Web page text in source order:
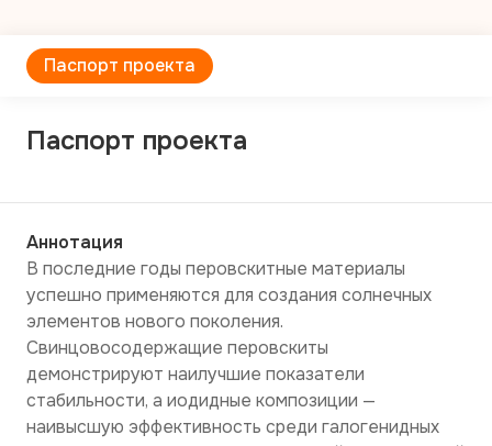
Паспорт проекта
Паспорт проекта
Аннотация
В последние годы перовскитные материалы
успешно применяются для создания солнечных
элементов нового поколения.
Свинцовосодержащие перовскиты
демонстрируют наилучшие показатели
стабильности, а иодидные композиции —
наивысшую эффективность среди галогенидных